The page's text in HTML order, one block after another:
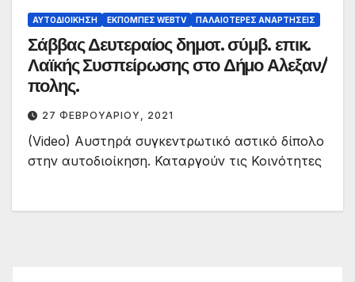
ΑΥΤΟΔΙΟΊΚΗΣΗ ΕΚΠΟΜΠΈΣ WEBTV ΠΑΛΑΙΟΤΕΡΕΣ ΑΝΑΡΤΗΣΕΙΣ
Σάββας Δευτεραίος δημοτ. σύμβ. επικ.
Λαϊκής Συσπείρωσης στο Δήμο Αλεξαν/
πολης.
27 ΦΕΒΡΟΥΑΡΊΟΥ, 2021
(Video) Αυστηρά συγκεντρωτικό αστικό δίπολο
στην αυτοδιοίκηση. Καταργούν τις Κοινότητες